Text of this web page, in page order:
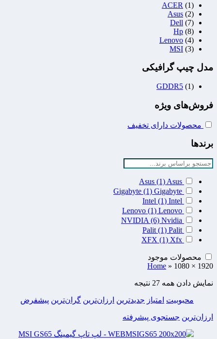
ACER (1)
Asus (2)
Dell (7)
Hp (8)
Lenovo (4)
MSI (3)
مدل چیپ گرافیکی
GDDR5 (1)
فروش‌های ویژه
محصولات دارای تخفیف
برندها
Asus (1) Asus
Gigabyte (1) Gigabyte
Intel (1) Intel
Lenovo (1) Lenovo
NVIDIA (6) Nvidia
Palit (1) Palit
XFX (1) Xfx
محصولات موجود
Home » 1080 × 1920
نمایش دادن همه 27 نتیجه
محبوبیت امتیاز جدیدترین ارزان‌ترین گران‌ترین پیشفرض
ارزان‌ترین جستجوی پیشرفته